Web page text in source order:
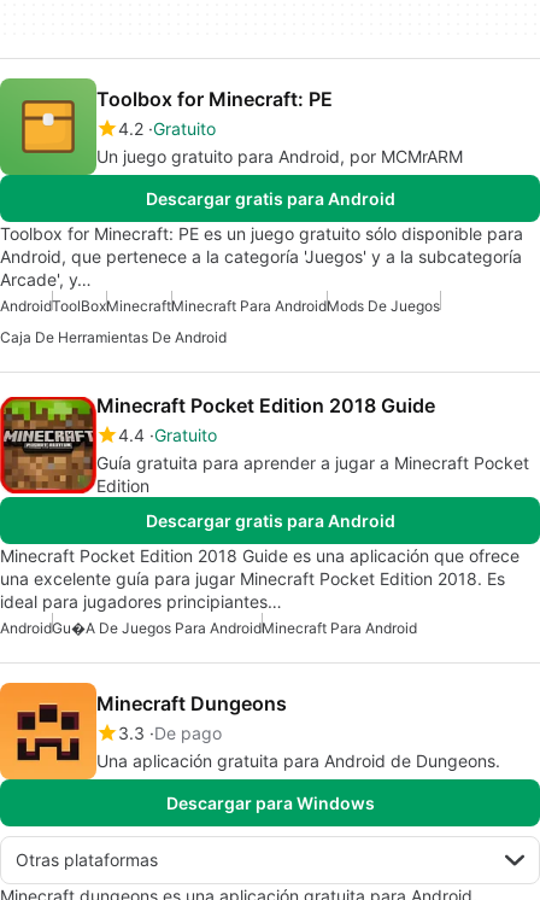
Toolbox for Minecraft: PE
4.2 Gratuito
Un juego gratuito para Android, por MCMrARM
Descargar gratis para Android
Toolbox for Minecraft: PE es un juego gratuito sólo disponible para
Android, que pertenece a la categoría 'Juegos' y a la subcategoría
Arcade', y…
AndroidToolBoxMinecraftMinecraft Para AndroidMods De Juegos
Caja De Herramientas De Android
Minecraft Pocket Edition 2018 Guide
4.4 Gratuito
Guía gratuita para aprender a jugar a Minecraft Pocket
Edition
Descargar gratis para Android
Minecraft Pocket Edition 2018 Guide es una aplicación que ofrece
una excelente guía para jugar Minecraft Pocket Edition 2018. Es
ideal para jugadores principiantes…
AndroidGu�a De Juegos Para AndroidMinecraft Para Android
Minecraft Dungeons
3.3 De pago
Una aplicación gratuita para Android de Dungeons.
Descargar para Windows
Otras plataformas